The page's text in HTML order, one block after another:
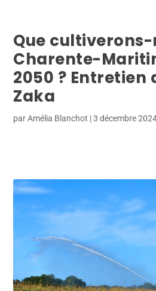
Que cultiverons-
Charente-
2050 ? Entretien
Zaka
parAmélia Blanchot |3 décembre